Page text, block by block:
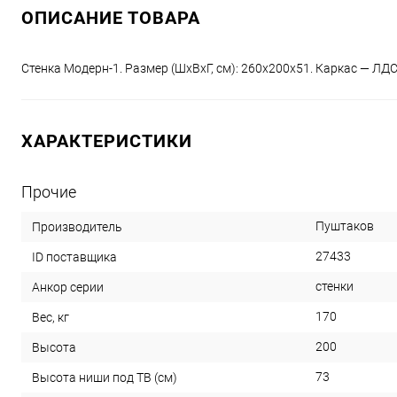
ОПИСАНИЕ ТОВАРА
Стенка Модерн-1. Размер (ШхВхГ, см): 260х200х51. Каркас —
ХАРАКТЕРИСТИКИ
Прочие
Производитель Пуштаков
ID поставщика 27433
Анкор серии стенки
Вес, кг 170
Высота 200
Высота ниши под ТВ (см) 73